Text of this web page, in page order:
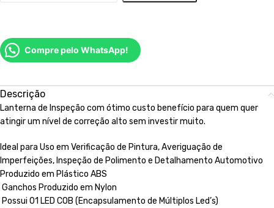
Compre pelo WhatsApp!
Descrição
Lanterna de Inspeção com ótimo custo benefício para quem quer
atingir um nível de correção alto sem investir muito.
Ideal para Uso em Verificação de Pintura, Averiguação de
Imperfeições, Inspeção de Polimento e Detalhamento Automotivo
Produzido em Plástico ABS
Ganchos Produzido em Nylon
Possui 01 LED COB (Encapsulamento de Múltiplos Led’s)